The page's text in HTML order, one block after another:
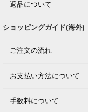
返品について
ショッピングガイド(海外)
ご注文の流れ
お支払い方法について
手数料について